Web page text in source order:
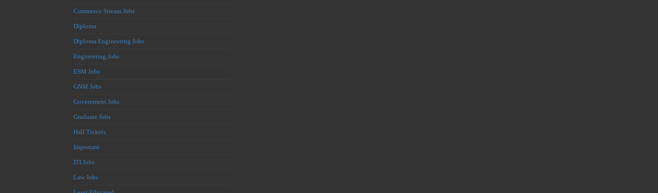
Commerce Stream Jobs
Diploma
Diploma Engineering Jobs
Engineering Jobs
ESM Jobs
GNM Jobs
Government Jobs
Graduate Jobs
Hall Tickets
Important
ITI Jobs
Law Jobs